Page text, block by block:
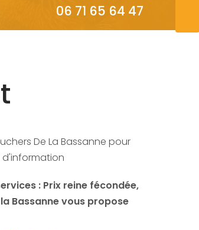
06 71 65 64 47
De La Bassanne pour
: Prix reine fécondée,
Bassanne vous propose